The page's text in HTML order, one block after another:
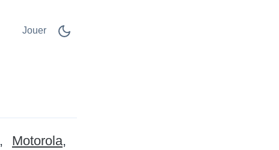
Jouer
Motorola